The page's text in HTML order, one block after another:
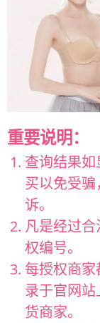
重要说明：
查询结果
买以免受
诉。
凡是经过
权编号。
每授权商
录于官网
货商家。